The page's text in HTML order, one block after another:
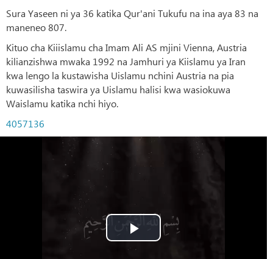
Sura Yaseen ni ya 36 katika Qur'ani Tukufu na ina aya 83 na
maneneo 807.
Kituo cha Kiiislamu cha Imam Ali AS mjini Vienna, Austria
kilianzishwa mwaka 1992 na Jamhuri ya Kiislamu ya Iran
kwa lengo la kustawisha Uislamu nchini Austria na pia
kuwasilisha taswira ya Uislamu halisi kwa wasiokuwa
Waislamu katika nchi hiyo.
4057136
Play